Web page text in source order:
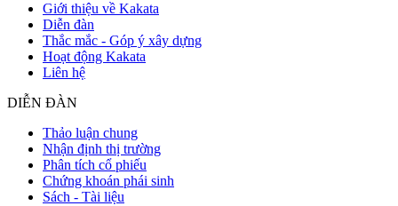
Giới thiệu về Kakata
Diễn đàn
Thắc mắc - Góp ý xây dựng
Hoạt động Kakata
Liên hệ
DIỄN ĐÀN
Thảo luận chung
Nhận định thị trường
Phân tích cổ phiếu
Chứng khoán phái sinh
Sách - Tài liệu